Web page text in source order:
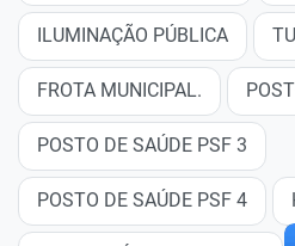
ILUMINAÇÃO PÚBLICA
FROTA MUNICIPAL.
POSTO DE SAÚDE PSF 3
POSTO DE SAÚDE PSF 4